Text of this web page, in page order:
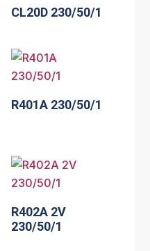
CL20D 230/50/1
R401A 230/50/1
R402A 2V
230/50/1